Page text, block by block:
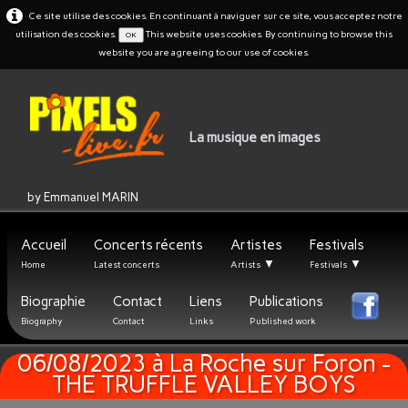
Ce site utilise des cookies. En continuant à naviguer sur ce site, vous acceptez notre
utilisation des cookies.
OK
This website uses cookies. By continuing to browse this
website you are agreeing to our use of cookies.
La musique en images
by Emmanuel MARIN
Accueil
Home
Concerts récents
Latest concerts
Artistes
Artists ▼
Festivals
Festivals ▼
Biographie
Biography
Contact
Contact
Liens
Links
Publications
Published work
06/08/2023 à La Roche sur Foron -
THE TRUFFLE VALLEY BOYS